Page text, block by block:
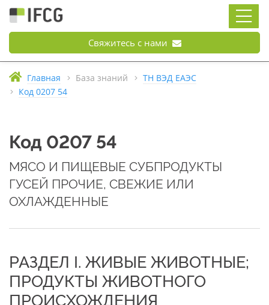
Свяжитесь с нами
Главная База знаний
ТН ВЭД ЕАЭС
Код 0207 54
Код 0207 54
МЯСО И ПИЩЕВЫЕ СУБПРОДУКТЫ
ГУСЕЙ ПРОЧИЕ, СВЕЖИЕ ИЛИ
ОХЛАЖДЕННЫЕ
РАЗДЕЛ I. ЖИВЫЕ ЖИВОТНЫЕ;
ПРОДУКТЫ ЖИВОТНОГО
ПРОИСХОЖДЕНИЯ